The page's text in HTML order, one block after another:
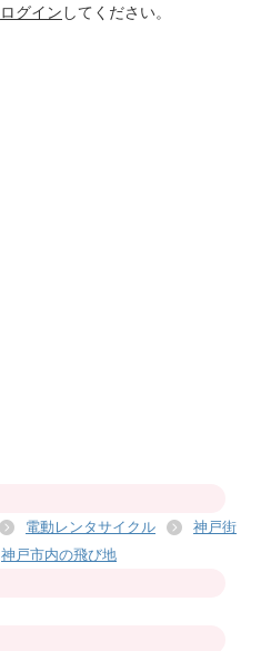
ログイン してください。
電動レンタサイクル
神戸街
神戸市内の飛び地